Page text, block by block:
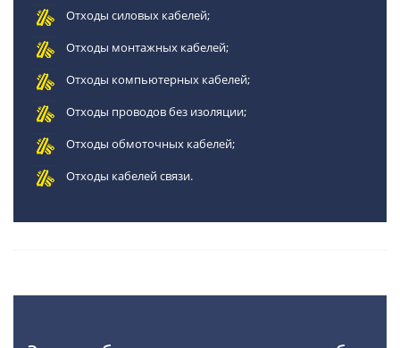
Отходы силовых кабелей;
Отходы монтажных кабелей;
Отходы компьютерных кабелей;
Отходы проводов без изоляции;
Отходы обмоточных кабелей;
Отходы кабелей связи.